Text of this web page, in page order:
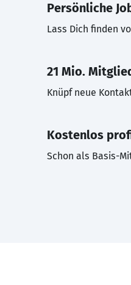
Persönliche
Lass Dich finden
21 Mio.
Knüpf neue
Kostenlos
Schon als Basis-